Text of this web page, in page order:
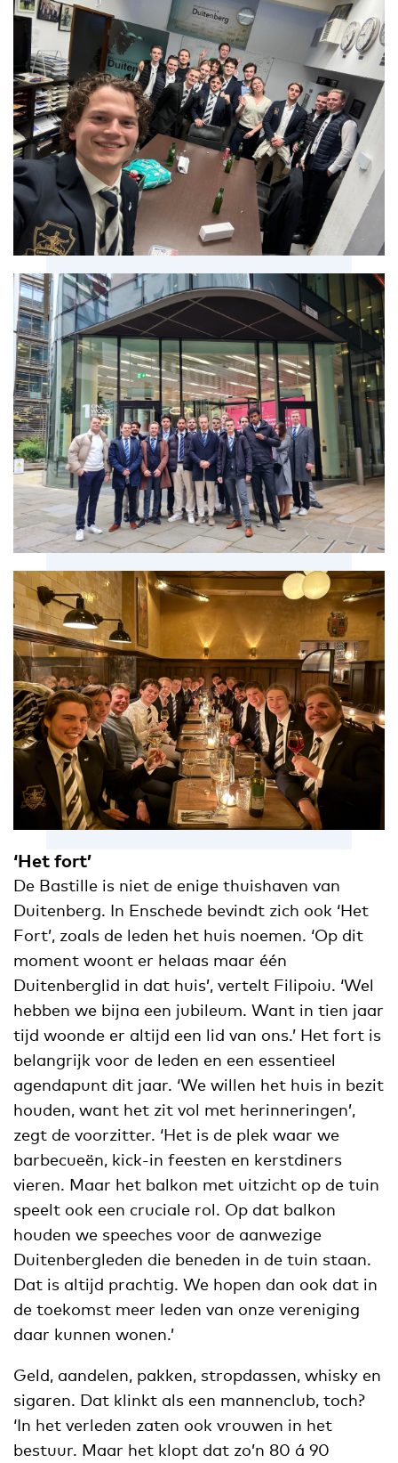
‘Het fort’
De Bastille is niet de enige thuishaven van
Duitenberg. In Enschede bevindt zich ook ‘Het
Fort’, zoals de leden het huis noemen. ‘Op dit
moment woont er helaas maar één
Duitenberglid in dat huis’, vertelt Filipoiu. ‘Wel
hebben we bijna een jubileum. Want in tien jaar
tijd woonde er altijd een lid van ons.’ Het fort is
belangrijk voor de leden en een essentieel
agendapunt dit jaar. ‘We willen het huis in bezit
houden, want het zit vol met herinneringen’,
zegt de voorzitter. ‘Het is de plek waar we
barbecueën, kick-in feesten en kerstdiners
vieren. Maar het balkon met uitzicht op de tuin
speelt ook een cruciale rol. Op dat balkon
houden we speeches voor de aanwezige
Duitenbergleden die beneden in de tuin staan.
Dat is altijd prachtig. We hopen dan ook dat in
de toekomst meer leden van onze vereniging
daar kunnen wonen.’
Geld, aandelen, pakken, stropdassen, whisky en
sigaren. Dat klinkt als een mannenclub, toch?
‘In het verleden zaten ook vrouwen in het
bestuur. Maar het klopt dat zo’n 80 á 90